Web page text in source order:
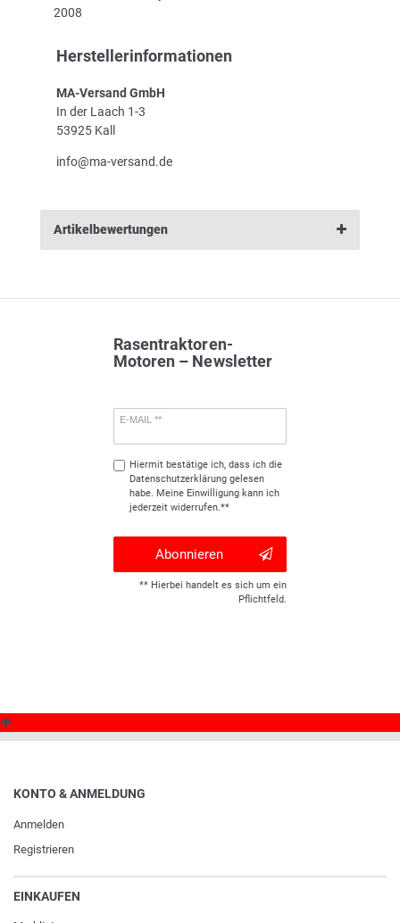
2008
Herstellerinformationen
MA-Versand GmbH
In der Laach 1-3
53925 Kall
info@ma-versand.de
Artikelbewertungen
Rasentraktoren-
Motoren – Newsletter
E-MAIL **
Hiermit bestätige ich, dass ich die
Daten­schutz­erklärunggelesen
habe. Meine Einwilligung kann ich
jederzeit widerrufen.**
Abonnieren
** Hierbei handelt es sich um ein
Pflichtfeld.
KONTO & ANMELDUNG
Anmelden
Registrieren
EINKAUFEN